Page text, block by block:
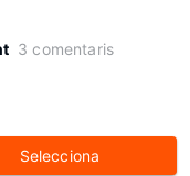
3 comentaris
Selecciona